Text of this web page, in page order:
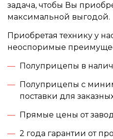
задача, чтобы Вы
максимальной выгодой.
Приобретая технику у
неоспоримые
Полуприцепы в
Полуприцепы с
поставки для
Прямые цены от
2 года гарантии от